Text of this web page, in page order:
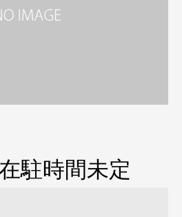
駐時間未定